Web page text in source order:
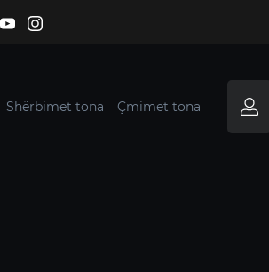
Shërbimet tona Çmimet tona